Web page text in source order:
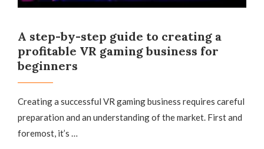
A step-by-step guide to creating a
profitable VR gaming business for
beginners
Creating a successful VR gaming business requires careful
preparation and an understanding of the market. First and
foremost, it’s …